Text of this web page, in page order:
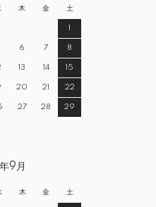
木 金 土
1
6 7 8
13 14 15
20 21 22
27 28 29
9月
木 金 土